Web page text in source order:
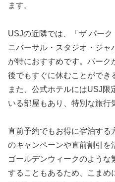
ます。
USJの近隣では、「ザ パー
ニバーサル・スタジオ・ジ
が特におすすめです。パーク
後でもすぐに休むことができ
また、公式ホテルにはUSJ限
いる部屋もあり、特別な旅行
直前予約でもお得に宿泊する
のキャンペーンや直前割引を
ゴールデンウィークのよう
することもあるため、こまめ